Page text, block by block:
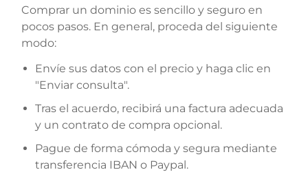
Comprar un dominio es sencillo y seguro en
pocos pasos. En general, proceda del siguiente
modo:
Envíe sus datos con el precio y haga clic en
"Enviar consulta".
Tras el acuerdo, recibirá una factura adecuada
y un contrato de compra opcional.
Pague de forma cómoda y segura mediante
transferencia IBAN o Paypal.